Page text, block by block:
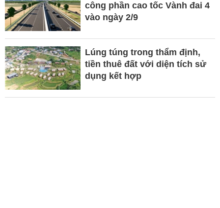
công phần cao tốc Vành đai 4
vào ngày 2/9
Lúng túng trong thẩm định,
tiền thuê đất với diện tích sử
dụng kết hợp